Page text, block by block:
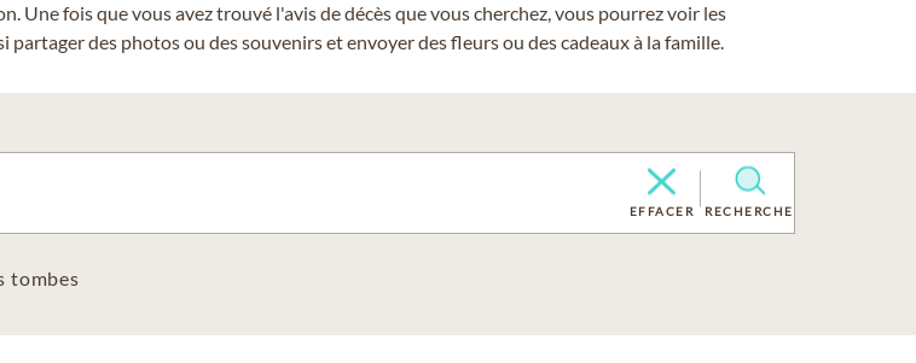
fois que vous avez trouvé l'avis de décès que vous cherchez, vous pourrez voir les
des photos ou des souvenirs et envoyer des fleurs ou des cadeaux à la famille.
EFFACER RECHERCHE
tombes